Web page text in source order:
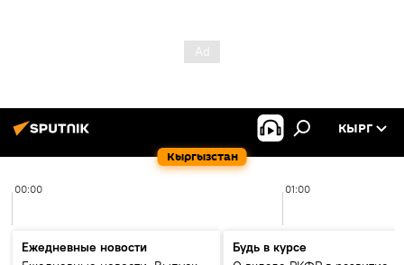
Кыргызстан
КЫРГ
00:00 01:00
Ежедневные новости
Будь в курсе